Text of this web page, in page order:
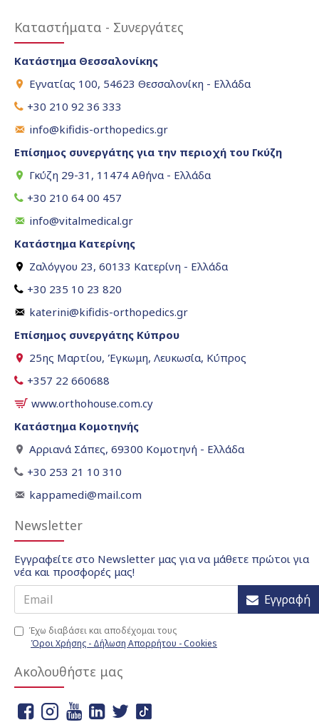
Καταστήματα - Συνεργάτες
Κατάστημα Θεσσαλονίκης
Εγνατίας 100, 54623 Θεσσαλονίκη - Ελλάδα
+30 210 92 36 333
info@kifidis-orthopedics.gr
Επίσημος συνεργάτης για την περιοχή του Γκύζη
Γκύζη 29-31, 11474 Αθήνα - Ελλάδα
+30 210 64 00 457
info@vitalmedical.gr
Κατάστημα Κατερίνης
Ζαλόγγου 23, 60133 Κατερίνη - Ελλάδα
+30 235 10 23 820
katerini@kifidis-orthopedics.gr
Επίσημος συνεργάτης Κύπρου
25ης Μαρτίου, Έγκωμη, Λευκωσία, Κύπρος
+357 22 660688
www.orthohouse.com.cy
Κατάστημα Κομοτηνής
Αρριανά Σάπες, 69300 Κομοτηνή - Ελλάδα
+30 253 21 10 310
kappamedi@mail.com
Newsletter
Εγγραφείτε στο Newsletter μας για να μάθετε πρώτοι για
νέα και προσφορές μας!
Εγγραφή
Έχω διαβάσει και αποδέχομαι τους
Όροι Χρήσης - Δήλωση Απορρήτου - Cookies
Ακολουθήστε μας